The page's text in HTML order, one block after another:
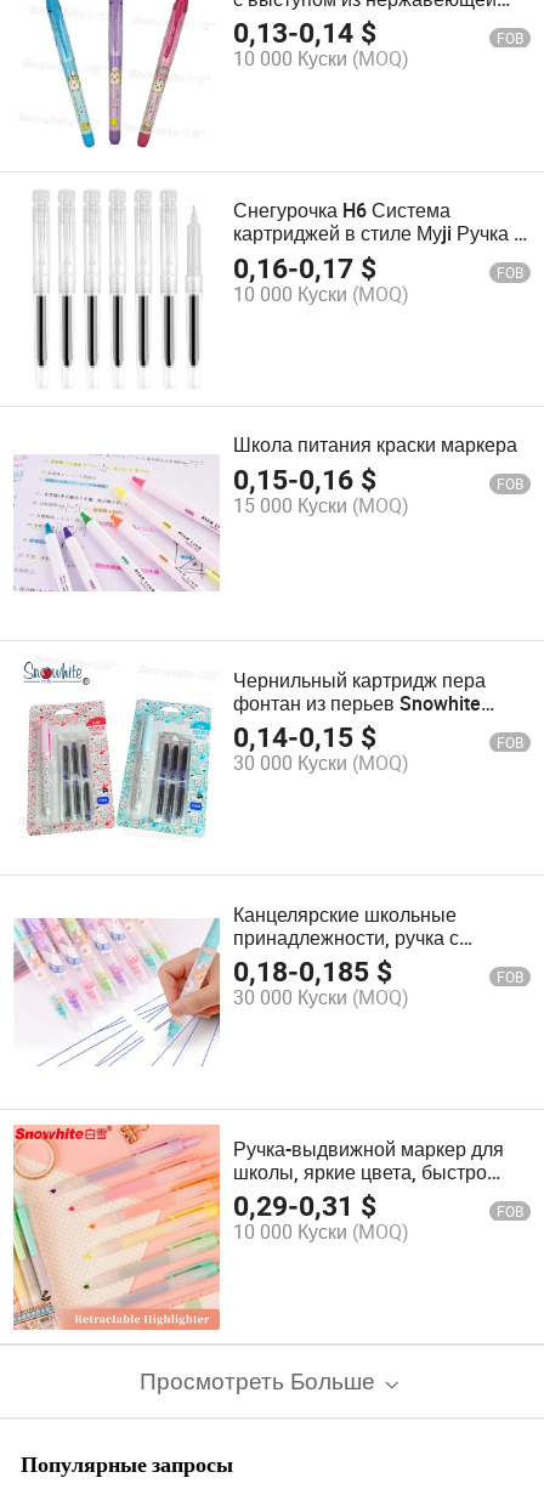
стали Custom печать
0,13-0,14 $ FOB
10 000 Куски (MOQ)
Снегурочка H6 Система
картриджей в стиле Муji Ручка с
жидкими чернилами с тонким
наконечником 0.5 мм - Синий
цвет с картриджами Оптовая
0,16-0,17 $ FOB
10 000 Куски (MOQ)
Школа питания краски маркера
0,15-0,16 $ FOB
15 000 Куски (MOQ)
Чернильный картридж пера
фонтан из перьев Snowhite
студент стиле ODM
производство
0,14-0,15 $ FOB
30 000 Куски (MOQ)
Канцелярские школьные
принадлежности, ручка с
системой свободного чернила и
ластик
0,18-0,185 $ FOB
30 000 Куски (MOQ)
Ручка-выдвижной маркер для
школы, яркие цвета, быстро
сохнущие чернила, скошенный
наконечник, ассорти цветов,
желтый
0,29-0,31 $ FOB
10 000 Куски (MOQ)
Просмотреть Больше
Популярные запросы